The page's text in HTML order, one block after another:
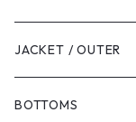
JACKET / OUTER
BOTTOMS